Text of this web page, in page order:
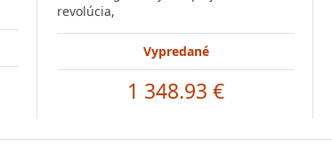
revolúcia,
Vypredané
1 348.93 €